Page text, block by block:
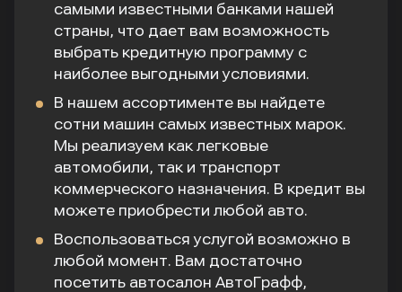
самыми известными банками нашей
страны, что дает вам возможность
выбрать кредитную программу с
наиболее выгодными условиями.
В нашем ассортименте вы найдете
сотни машин самых известных марок.
Мы реализуем как легковые
автомобили, так и транспорт
коммерческого назначения. В кредит вы
можете приобрести любой авто.
Воспользоваться услугой возможно в
любой момент. Вам достаточно
посетить автосалон АвтоГрафф,